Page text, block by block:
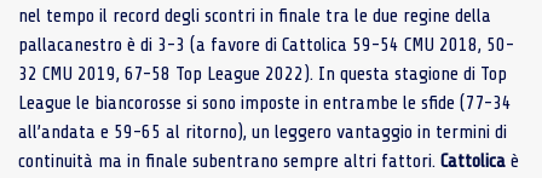
nel tempo il record degli scontri in finale tra le due regine della
pallacanestro è di 3-3 (a favore di Cattolica 59-54 CMU 2018, 50-
32 CMU 2019, 67-58 Top League 2022). In questa stagione di Top
League le biancorosse si sono imposte in entrambe le sfide (77-34
all’andata e 59-65 al ritorno), un leggero vantaggio in termini di
continuità ma in finale subentrano sempre altri fattori. Cattolica è